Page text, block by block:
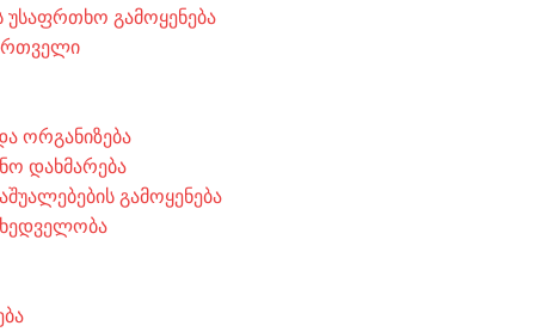
გამოყენება
ორგანიზება
დახმარება
გამოყენება